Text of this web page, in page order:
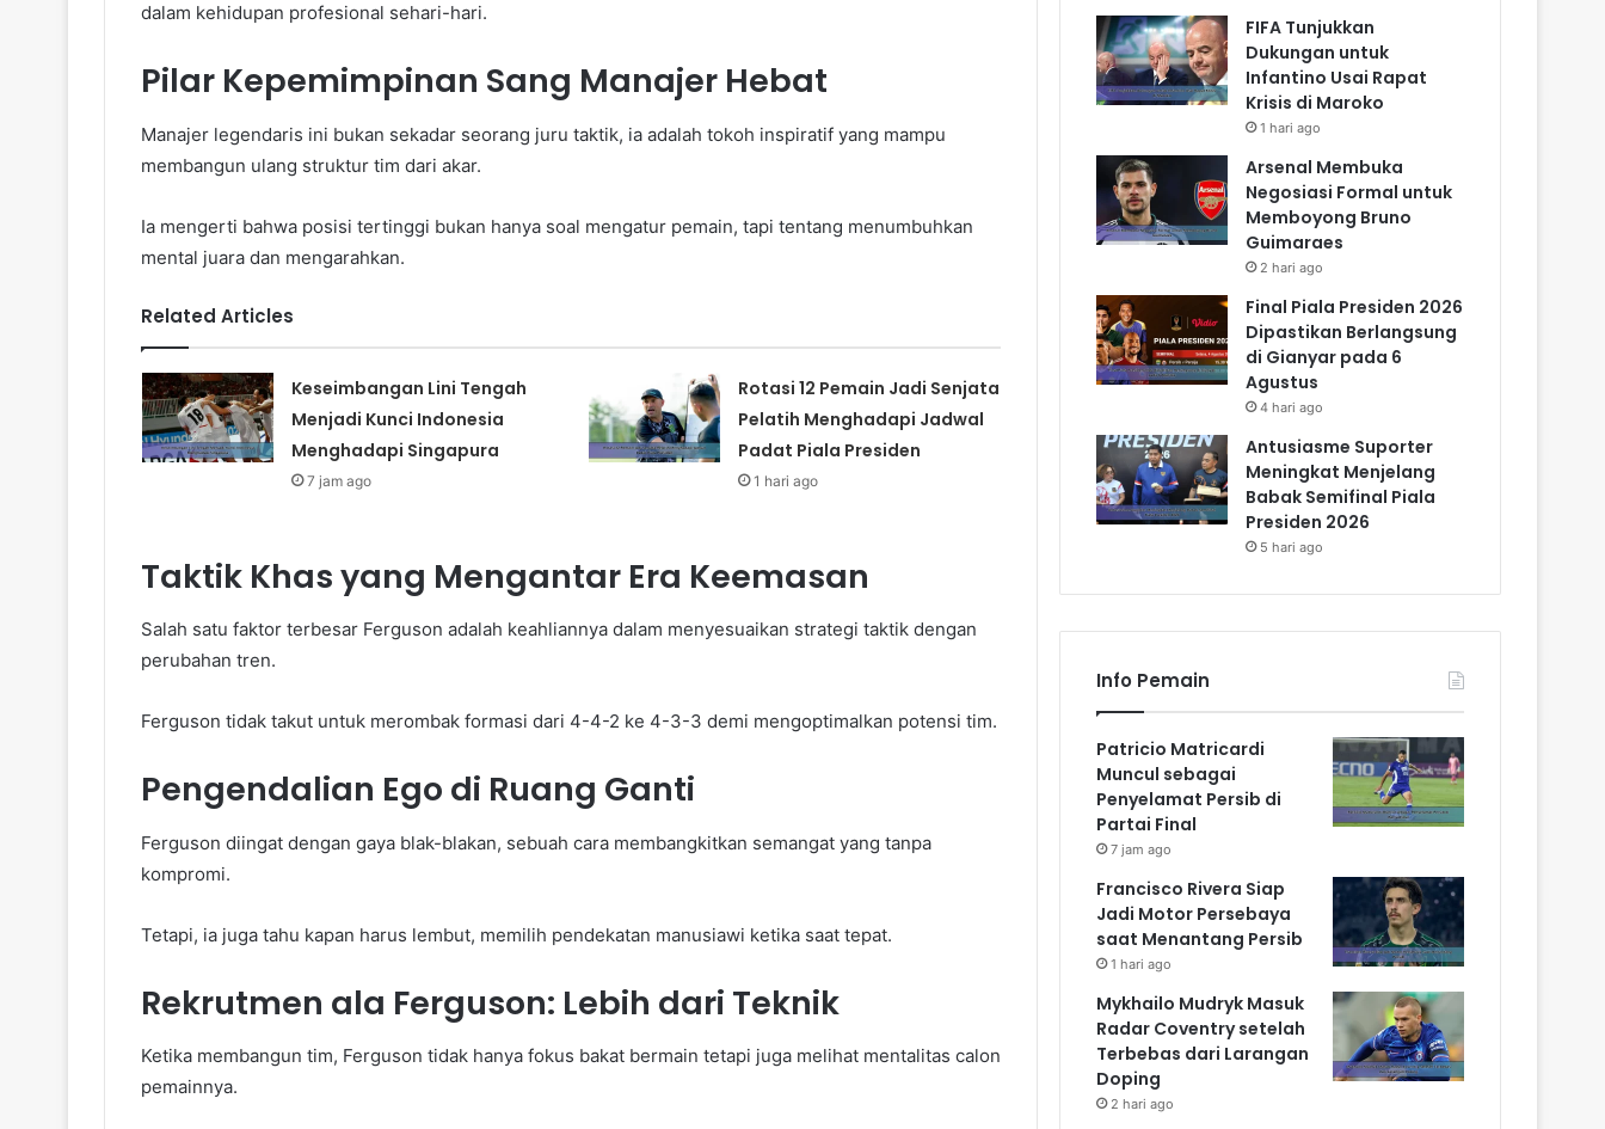
dalam kehidupan profesional sehari-hari.
Pilar Kepemimpinan Sang Manajer Hebat
Manajer legendaris ini bukan sekadar seorang juru taktik, ia adalah tokoh inspiratif yang mampu
membangun ulang struktur tim dari akar.
Ia mengerti bahwa posisi tertinggi bukan hanya soal mengatur pemain, tapi tentang menumbuhkan
mental juara dan mengarahkan.
Related Articles
Keseimbangan Lini Tengah
Menjadi Kunci Indonesia
Menghadapi Singapura
7 jam ago
Rotasi 12 Pemain Jadi Senjata
Pelatih Menghadapi Jadwal
Padat Piala Presiden
1 hari ago
Taktik Khas yang Mengantar Era Keemasan
Salah satu faktor terbesar Ferguson adalah keahliannya dalam menyesuaikan strategi taktik dengan
perubahan tren.
Ferguson tidak takut untuk merombak formasi dari 4-4-2 ke 4-3-3 demi mengoptimalkan potensi tim.
Pengendalian Ego di Ruang Ganti
Ferguson diingat dengan gaya blak-blakan, sebuah cara membangkitkan semangat yang tanpa
kompromi.
Tetapi, ia juga tahu kapan harus lembut, memilih pendekatan manusiawi ketika saat tepat.
Rekrutmen ala Ferguson: Lebih dari Teknik
Ketika membangun tim, Ferguson tidak hanya fokus bakat bermain tetapi juga melihat mentalitas calon
pemainnya.
FIFA Tunjukkan
Dukungan untuk
Infantino Usai Rapat
Krisis di Maroko
1 hari ago
Arsenal Membuka
Negosiasi Formal untuk
Memboyong Bruno
Guimaraes
2 hari ago
Final Piala Presiden 2026
Dipastikan Berlangsung
di Gianyar pada 6
Agustus
4 hari ago
Antusiasme Suporter
Meningkat Menjelang
Babak Semifinal Piala
Presiden 2026
5 hari ago
Info Pemain
Patricio Matricardi
Muncul sebagai
Penyelamat Persib di
Partai Final
7 jam ago
Francisco Rivera Siap
Jadi Motor Persebaya
saat Menantang Persib
1 hari ago
Mykhailo Mudryk Masuk
Radar Coventry setelah
Terbebas dari Larangan
Doping
2 hari ago